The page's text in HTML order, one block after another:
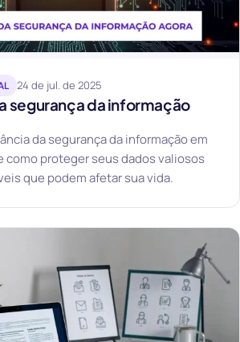
24 de jul. de 2025
segurança da informação
da segurança da informação em
como proteger seus dados valiosos
que podem afetar sua vida.